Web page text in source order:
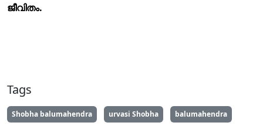
ജീവിതം.
Tags
Shobha balumahendra urvasi Shobha balumahendra